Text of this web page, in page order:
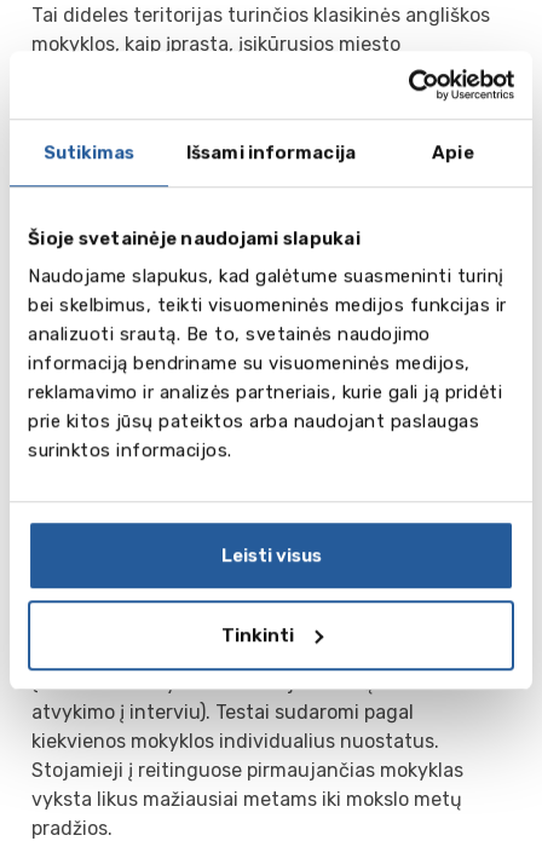
Sutikimas Išsami informacija Apie
Šioje svetainėje naudojami slapukai
Naudojame slapukus, kad galėtume suasmeninti turinį
bei skelbimus, teikti visuomeninės medijos funkcijas ir
analizuoti srautą. Be to, svetainės naudojimo
informaciją bendriname su visuomeninės medijos,
reklamavimo ir analizės partneriais, kurie gali ją pridėti
prie kitos jūsų pateiktos arba naudojant paslaugas
surinktos informacijos.
Leisti visus
Tinkinti
Tai dideles teritorijas turinčios klasikinės angliškos
mokyklos, kaip įprasta, įsikūrusios miesto
pakraščiuose ar kaime. Gamtos apsuptose
teritorijose moksleiviai džiaugiasi keliais mokyklos
furbolo aikštelėmis ir t.t. Šalia, pagal nacionalinę
mokymo programą dėstomų dalykų, mokinys gali
internatinių mokyklų turi teatro studijas, chorą,
šokių ir sporto programas. Nors mokyklos savas
tradicijas puoselėja jau nebe pirmą amžių,
moderniame pasaulyje didžioji dalis jų nusprendė
atsisakyti mergaičių ir berniukų atskirymo, tad
pradėjo dirbti pagal mišriųjų mokyklų sistemą. Vis
dėlto visame pasaulyje garsios Eton, Harrow,
Dulwich, Badminton, Roydon mokyklos vis dar laikosi
patvirtina tokios sistemos pranašumą. Moksleiviai
mokyklose nešioja uniformas ir turi griežtai
suplanuotą dienos planą. Norintys mokytis
internatinėje mokykloje turi išlaikyti stojamuosius
atvykimo į interviu). Testai sudaromi pagal
kiekvienos mokyklos individualius nuostatus.
Stojamieji į reitinguose pirmaujančias mokyklas
vyksta likus mažiausiai metams iki mokslo metų
pradžios.